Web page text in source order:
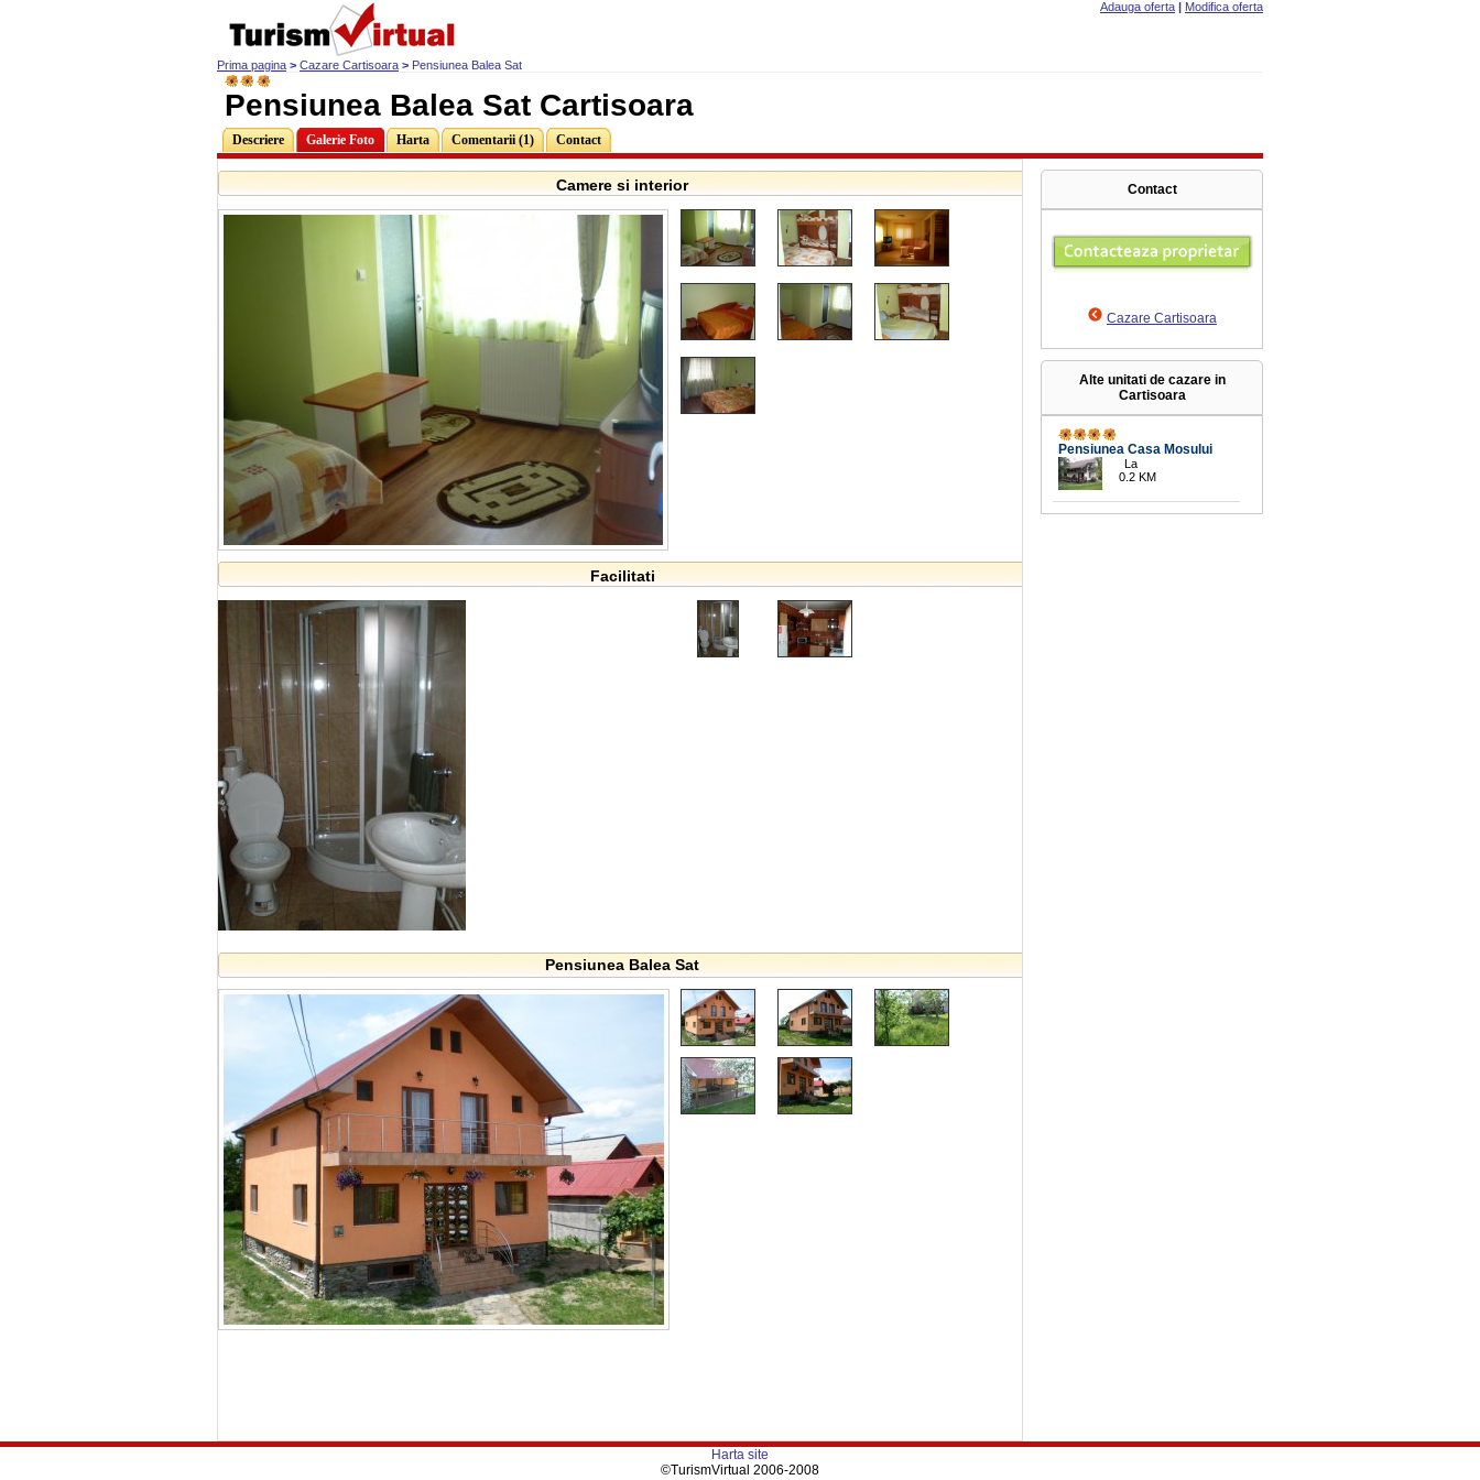
Prima pagina > Cazare Cartisoara > Pensiunea Balea Sat
Adauga oferta | Modifica oferta
Pensiunea Balea Sat Cartisoara
Descriere Galerie Foto Harta Comentarii (1) Contact
Camere si interior
Facilitati
Pensiunea Balea Sat
Contact
Cazare Cartisoara
Alte unitati de cazare in
Cartisoara
Pensiunea Casa Mosului
La
0.2 KM
Harta site
©TurismVirtual 2006-2008